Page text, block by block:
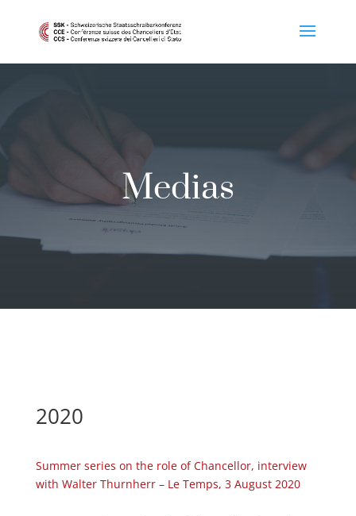
Medias
2020
Summer series on the role of Chancellor, interview
with Walter Thurnherr – Le Temps, 3 August 2020